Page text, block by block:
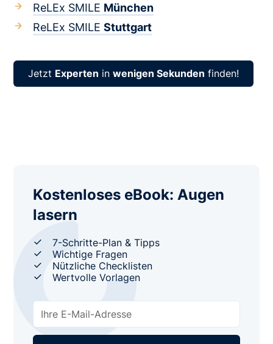
ReLEx SMILE München
ReLEx SMILEStuttgart
Jetzt Experten inwenigen Sekunden finden!
Kostenloses eBook: Augen
lasern
7-Schritte-Plan & Tipps
Wichtige Fragen
Nützliche Checklisten
Wertvolle Vorlagen